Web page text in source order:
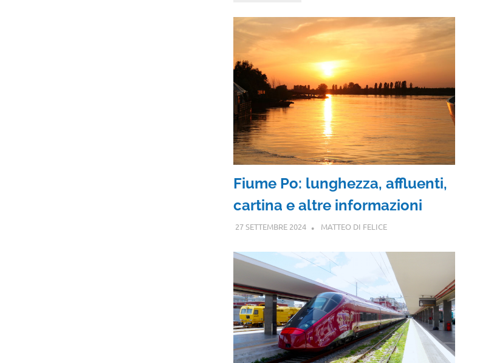
Fiume Po: lunghezza, affluenti,
cartina e altre informazioni
27 SETTEMBRE 2024 MATTEO DI FELICE